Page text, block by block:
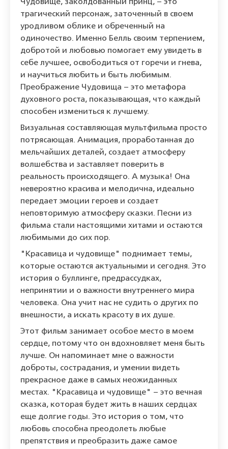
Чудовище, заколдованный принц, – это
трагический персонаж, заточенный в своем
уродливом облике и обреченный на
одиночество. Именно Белль своим терпением,
добротой и любовью помогает ему увидеть в
себе лучшее, освободиться от горечи и гнева,
и научиться любить и быть любимым.
Преображение Чудовища – это метафора
духовного роста, показывающая, что каждый
способен измениться к лучшему.
Визуальная составляющая мультфильма просто
потрясающая. Анимация, проработанная до
мельчайших деталей, создает атмосферу
волшебства и заставляет поверить в
реальность происходящего. А музыка! Она
невероятно красива и мелодична, идеально
передает эмоции героев и создает
неповторимую атмосферу сказки. Песни из
фильма стали настоящими хитами и остаются
любимыми до сих пор.
"Красавица и чудовище" поднимает темы,
которые остаются актуальными и сегодня. Это
история о буллинге, предрассудках,
непринятии и о важности внутреннего мира
человека. Она учит нас не судить о других по
внешности, а искать красоту в их душе.
Этот фильм занимает особое место в моем
сердце, потому что он вдохновляет меня быть
лучше. Он напоминает мне о важности
доброты, сострадания, и умении видеть
прекрасное даже в самых неожиданных
местах. "Красавица и чудовище" – это вечная
сказка, которая будет жить в наших сердцах
еще долгие годы. Это история о том, что
любовь способна преодолеть любые
препятствия и преобразить даже самое